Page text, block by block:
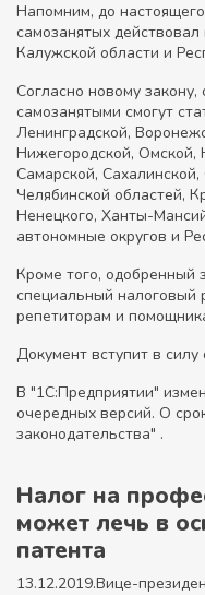
Напомним, до
самозанятых
Калужской области и
Согласно новому
самозанятыми смогут
Ленинградской,
Нижегородской, Омской,
Самарской,
Челябинской областей,
Ненецкого, Ханты-
автономные округов и
Кроме того, одобренный
специальный налоговый
репетиторам и
Документ вступит в силу
В "1С:Предприятии"
очередных версий. О
законодательства" .
Налог на
может лечь в
патента
13.12.2019.Вице-